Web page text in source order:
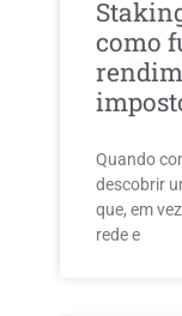
como
Quando
descobrir
que, em
rede e